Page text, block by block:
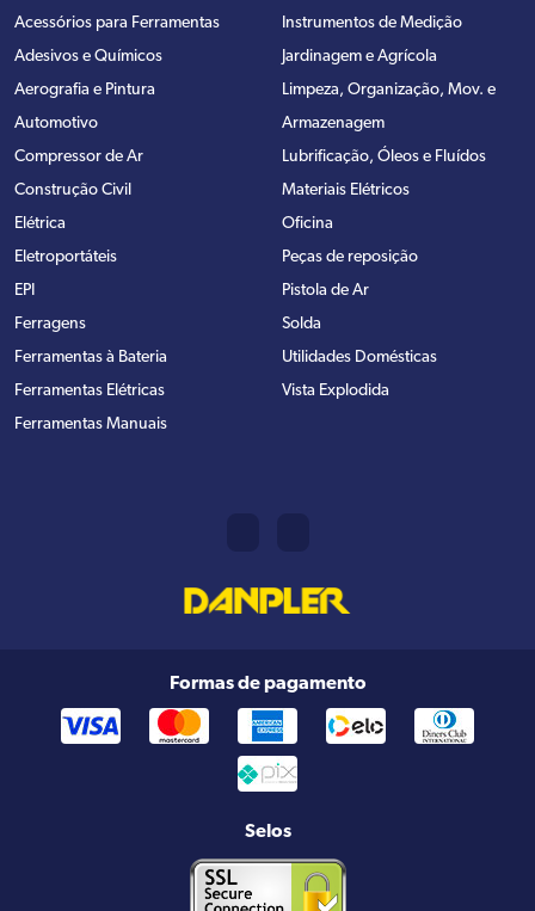
Acessórios para Ferramentas
Adesivos e Químicos
Aerografia e Pintura
Automotivo
Compressor de Ar
Construção Civil
Elétrica
Eletroportáteis
EPI
Ferragens
Ferramentas à Bateria
Ferramentas Elétricas
Ferramentas Manuais
Instrumentos de Medição
Jardinagem e Agrícola
Limpeza, Organização, Mov. e
Armazenagem
Lubrificação, Óleos e Fluídos
Materiais Elétricos
Oficina
Peças de reposição
Pistola de Ar
Solda
Utilidades Domésticas
Vista Explodida
Formas de pagamento
Selos